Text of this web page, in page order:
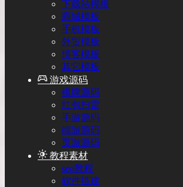
下载站模板
商城模板
手机模板
外贸模板
博客模板
其它模板
游戏源码
棋牌源码
红包扫雷
手游源码
端游源码
页游源码
教程素材
seo教程
软件搭建